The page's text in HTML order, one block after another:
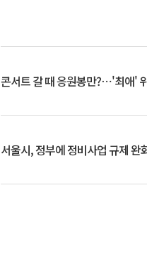
콘서트 갈 때 응원봉만?⋯'최애'
서울시, 정부에 정비사업 규제